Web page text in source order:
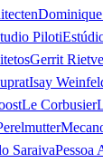
Piloti
Gerrit
Isay
Le Corbusier
SaraivaPessoa